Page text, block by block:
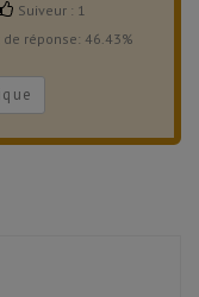
Suiveur : 1
de réponse: 46.43%